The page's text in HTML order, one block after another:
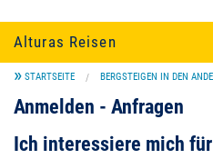
Alturas Reisen
SÜDAMERIKA
STARTSEITE BERGSTEIGEN IN DEN
Anmelden - Anfragen
Ich interessiere mich